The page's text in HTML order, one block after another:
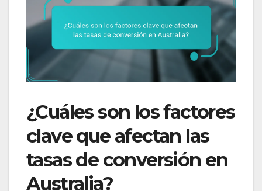
¿Cuáles son los factores
clave que afectan las
tasas de conversión en
Australia?